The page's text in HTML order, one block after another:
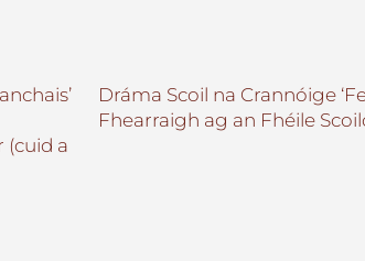
(cuid a
Dráma Scoil na Crannóige
Fhearraigh ag an Fhéile